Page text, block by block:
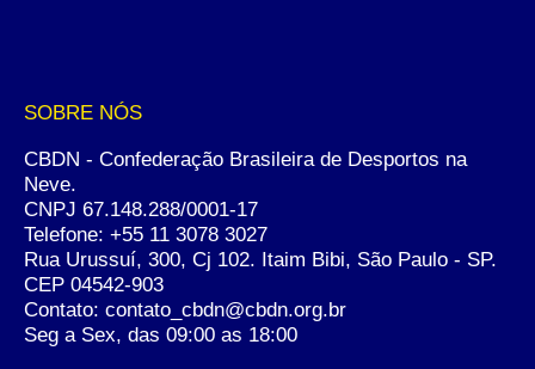
SOBRE NÓS
CBDN - Confederação Brasileira de Desportos na
Neve.
CNPJ 67.148.288/0001-17
Telefone: +55 11 3078 3027
Rua Urussuí, 300, Cj 102. Itaim Bibi, São Paulo - SP.
CEP 04542-903
Contato: contato_cbdn@cbdn.org.br
Seg a Sex, das 09:00 as 18:00